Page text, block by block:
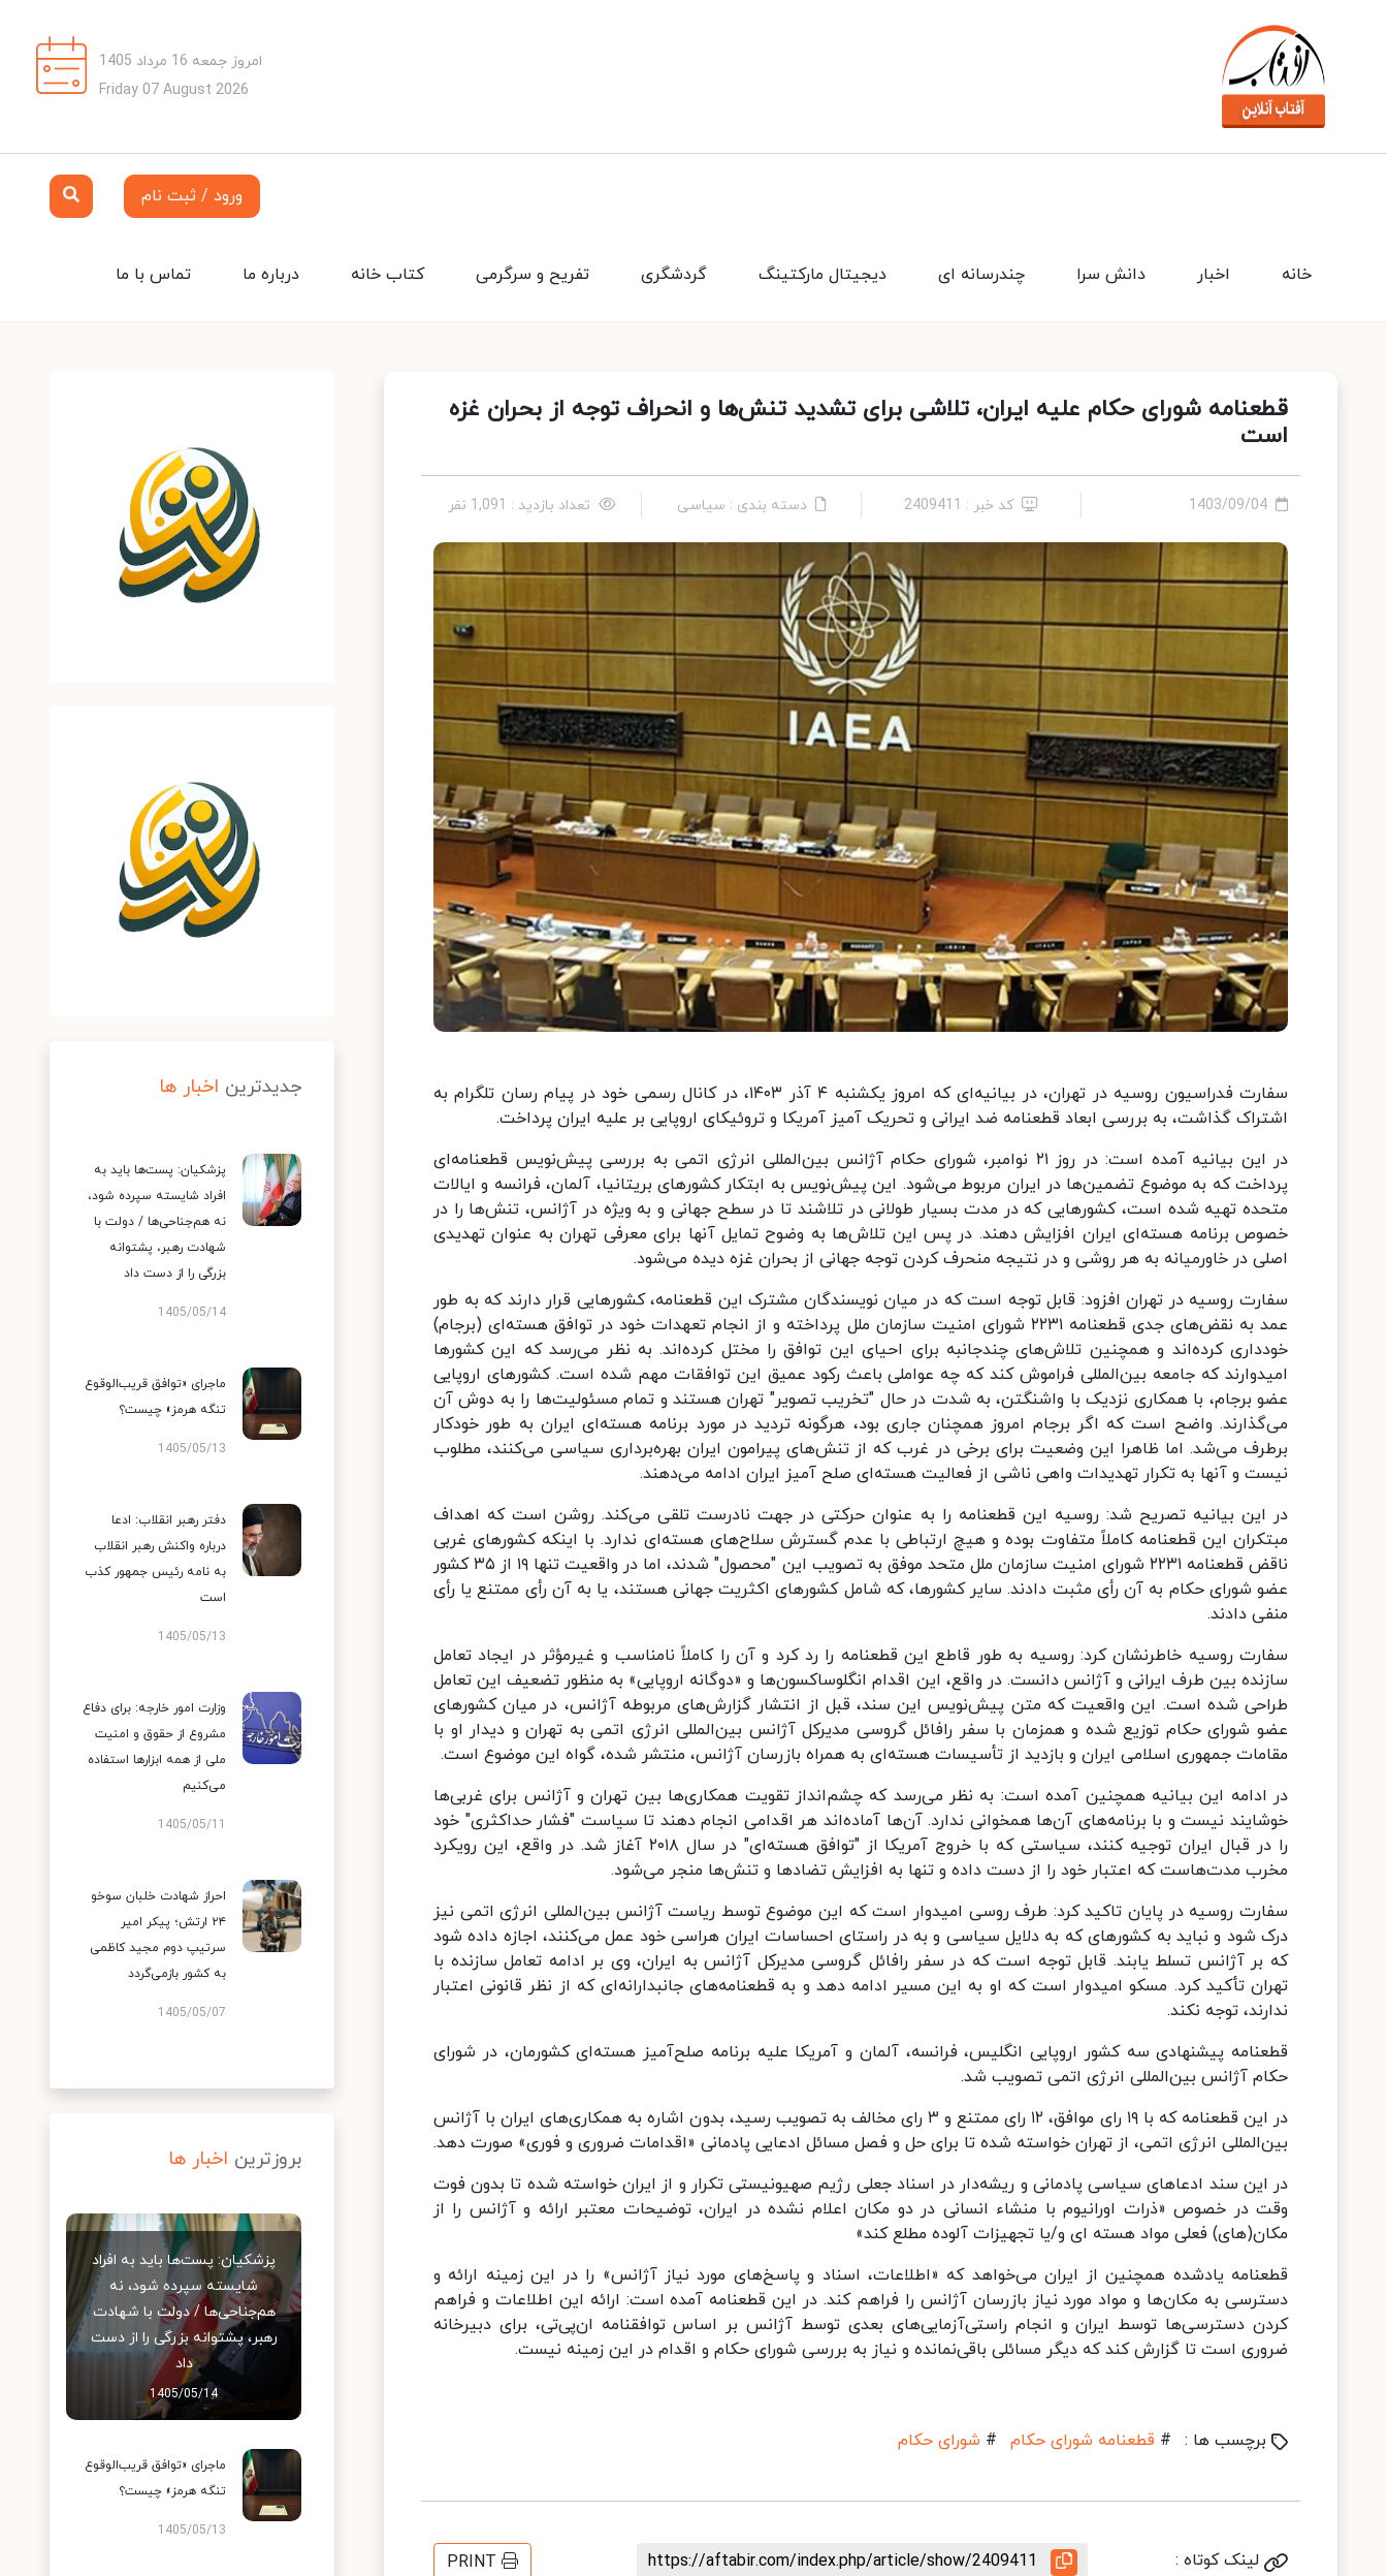
امروز جمعه 16 مرداد 1405
Friday 07 August 2026
ورود / ثبت نام
تماس با ما درباره ما کتاب خانه تفریح و سرگرمی گردشگری دیجیتال مارکتینگ چندرسانه ای دانش سرا اخبار خانه
قطعنامه شورای حکام علیه ایران، تلاشی برای تشدید تنش‌ها و انحراف توجه از بحران غزه
است
1403/09/04 کد خبر : 2409411 دسته بندی : سیاسی تعداد بازدید : 1,091 نفر
سفارت فدراسیون روسیه در تهران، در بیانیه‌ای که امروز یکشنبه ۴ آذر ۱۴۰۳، در کانال رسمی خود در پیام رسان تلگرام به
اشتراک گذاشت، به بررسی ابعاد قطعنامه ضد ایرانی و تحریک آمیز آمریکا و تروئیکای اروپایی بر علیه ایران پرداخت.
در این بیانیه آمده است: در روز ۲۱ نوامبر، شورای حکام آژانس بین‌المللی انرژی اتمی به بررسی پیش‌نویس قطعنامه‌ای
پرداخت که به موضوع تضمین‌ها در ایران مربوط می‌شود. این پیش‌نویس به ابتکار کشورهای بریتانیا، آلمان، فرانسه و ایالات
متحده تهیه شده است، کشورهایی که در مدت بسیار طولانی در تلاشند تا در سطح جهانی و به ویژه در آژانس، تنش‌ها را در
خصوص برنامه هسته‌ای ایران افزایش دهند. در پس این تلاش‌ها به وضوح تمایل آنها برای معرفی تهران به عنوان تهدیدی
اصلی در خاورمیانه به هر روشی و در نتیجه منحرف کردن توجه جهانی از بحران غزه دیده می‌شود.
سفارت روسیه در تهران افزود: قابل توجه است که در میان نویسندگان مشترک این قطعنامه، کشورهایی قرار دارند که به طور
عمد به نقض‌های جدی قطعنامه ۲۲۳۱ شورای امنیت سازمان ملل پرداخته و از انجام تعهدات خود در توافق هسته‌ای (برجام)
خودداری کرده‌اند و همچنین تلاش‌های چندجانبه برای احیای این توافق را مختل کرده‌اند. به نظر می‌رسد که این کشورها
امیدوارند که جامعه بین‌المللی فراموش کند که چه عواملی باعث رکود عمیق این توافقات مهم شده است. کشورهای اروپایی
عضو برجام، با همکاری نزدیک با واشنگتن، به شدت در حال "تخریب تصویر" تهران هستند و تمام مسئولیت‌ها را به دوش آن
می‌گذارند. واضح است که اگر برجام امروز همچنان جاری بود، هرگونه تردید در مورد برنامه هسته‌ای ایران به طور خودکار
برطرف می‌شد. اما ظاهرا این وضعیت برای برخی در غرب که از تنش‌های پیرامون ایران بهره‌برداری سیاسی می‌کنند، مطلوب
نیست و آنها به تکرار تهدیدات واهی ناشی از فعالیت هسته‌ای صلح آمیز ایران ادامه می‌دهند.
در این بیانیه تصریح شد:‌ روسیه این قطعنامه را به عنوان حرکتی در جهت نادرست تلقی می‌کند. روشن است که اهداف
مبتکران این قطعنامه کاملاً متفاوت بوده و هیچ ارتباطی با عدم گسترش سلاح‌های هسته‌ای ندارد. با اینکه کشورهای غربی
ناقض قطعنامه ۲۲۳۱ شورای امنیت سازمان ملل متحد موفق به تصویب این "محصول" شدند، اما در واقعیت تنها ۱۹ از ۳۵ کشور
عضو شورای حکام به آن رأی مثبت دادند. سایر کشورها، که شامل کشورهای اکثریت جهانی هستند، یا به آن رأی ممتنع یا رأی
منفی دادند.
سفارت روسیه خاطرنشان کرد: روسیه به طور قاطع این قطعنامه را رد کرد و آن را کاملاً نامناسب و غیرمؤثر در ایجاد تعامل
سازنده بین طرف ایرانی و آژانس دانست. در واقع، این اقدام انگلوساکسون‌ها و «دوگانه اروپایی» به منظور تضعیف این تعامل
طراحی شده است. این واقعیت که متن پیش‌نویس این سند، قبل از انتشار گزارش‌های مربوطه آژانس، در میان کشورهای
عضو شورای حکام توزیع شده و همزمان با سفر رافائل گروسی مدیرکل آژانس بین‌المللی انرژی اتمی به تهران و دیدار او با
مقامات جمهوری اسلامی ایران و بازدید از تأسیسات هسته‌ای به همراه بازرسان آژانس، منتشر شده، گواه این موضوع است.
در ادامه این بیانیه همچنین آمده است: به نظر می‌رسد که چشم‌انداز تقویت همکاری‌ها بین تهران و آژانس برای غربی‌ها
خوشایند نیست و با برنامه‌های آن‌ها همخوانی ندارد. آن‌ها آماده‌اند هر اقدامی انجام دهند تا سیاست "فشار حداکثری" خود
را در قبال ایران توجیه کنند، سیاستی که با خروج آمریکا از "توافق هسته‌ای" در سال ۲۰۱۸ آغاز شد. در واقع، این رویکرد
مخرب مدت‌هاست که اعتبار خود را از دست داده و تنها به افزایش تضادها و تنش‌ها منجر می‌شود.
سفارت روسیه در پایان تاکید کرد: طرف روسی امیدوار است که این موضوع توسط ریاست آژانس بین‌المللی انرژی اتمی نیز
درک شود و نباید به کشورهای که به دلایل سیاسی و به در راستای احساسات ایران هراسی خود عمل می‌کنند، اجازه داده شود
که بر آژانس تسلط یابند. قابل توجه است که در سفر رافائل گروسی مدیرکل آژانس به ایران، وی بر ادامه تعامل سازنده با
تهران تأکید کرد. مسکو امیدوار است که او به این مسیر ادامه دهد و به قطعنامه‌های جانبدارانه‌ای که از نظر قانونی اعتبار
ندارند، توجه نکند.
قطعنامه پیشنهادی سه کشور اروپایی انگلیس، فرانسه، آلمان و آمریکا علیه برنامه صلح‌آمیز هسته‌ای کشورمان، در شورای
حکام آژانس بین‌المللی انرژی اتمی تصویب شد.
در این قطعنامه که با ۱۹ رای موافق، ۱۲ رای ممتنع و ۳ رای مخالف به تصویب رسید، بدون اشاره به همکاری‌های ایران با آژانس
بین‌المللی انرژی اتمی، از تهران خواسته شده تا برای حل و فصل مسائل ادعایی پادمانی «اقدامات ضروری و فوری» صورت دهد.
در این سند ادعاهای سیاسی پادمانی و ریشه‌دار در اسناد جعلی رژیم صهیونیستی تکرار و از ایران خواسته شده تا بدون فوت
وقت در خصوص «ذرات اورانیوم با منشاء انسانی در دو مکان اعلام نشده در ایران، توضیحات معتبر ارائه و آژانس را از
مکان(های) فعلی مواد هسته ای و/یا تجهیزات آلوده مطلع کند»
قطعنامه یادشده همچنین از ایران می‌خواهد که «اطلاعات، اسناد و پاسخ‌های مورد نیاز آژانس» را در این زمینه ارائه و
دسترسی به مکان‌ها و مواد مورد نیاز بازرسان آژانس را فراهم کند. در این قطعنامه آمده است: ارائه این اطلاعات و فراهم
کردن دسترسی‌ها توسط ایران و انجام راستی‌آزمایی‌های بعدی توسط آژانس بر اساس توافقنامه ان‌پی‌تی، برای دبیرخانه
ضروری است تا گزارش کند که دیگر مسائلی باقی‌نمانده و نیاز به بررسی شورای حکام و اقدام در این زمینه نیست.
برچسب ها : # قطعنامه شورای حکام # شورای حکام
لینک کوتاه : https://aftabir.com/index.php/article/show/2409411
PRINT
جدیدترین اخبار ها
پزشکیان: پست‌ها باید به
افراد شایسته سپرده شود،
نه هم‌جناحی‌ها / دولت با
شهادت رهبر، پشتوانه
بزرگی را از دست داد
1405/05/14
ماجرای «توافق قریب‌الوقوع
تنگه هرمز» چیست؟
1405/05/13
دفتر رهبر انقلاب: ادعا
درباره واکنش رهبر انقلاب
به نامه رئیس جمهور کذب
است
1405/05/13
وزارت امور خارجه: برای دفاع
مشروع از حقوق و امنیت
ملی از همه ابزارها استفاده
می‌کنیم
1405/05/11
احراز شهادت خلبان سوخو
۲۴ ارتش؛ پیکر امیر
سرتیپ دوم مجید کاظمی
به کشور بازمی‌گردد
1405/05/07
بروزترین اخبار ها
پزشکیان: پست‌ها باید به افراد
شایسته سپرده شود، نه
هم‌جناحی‌ها / دولت با شهادت
رهبر، پشتوانه بزرگی را از دست
داد
1405/05/14
ماجرای «توافق قریب‌الوقوع
تنگه هرمز» چیست؟
1405/05/13